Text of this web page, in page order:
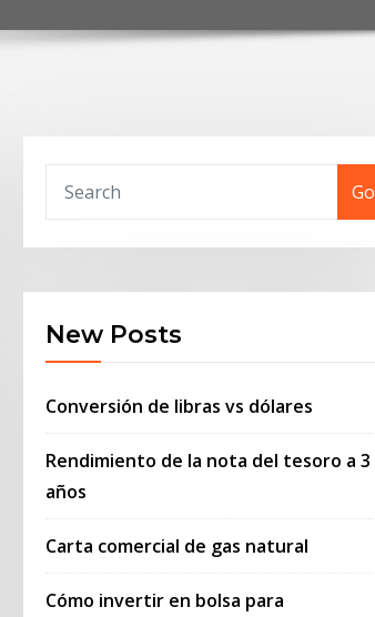
Go
New Posts
Conversión de libras vs dólares
Rendimiento de la nota del tesoro a 3
años
Carta comercial de gas natural
Cómo invertir en bolsa para